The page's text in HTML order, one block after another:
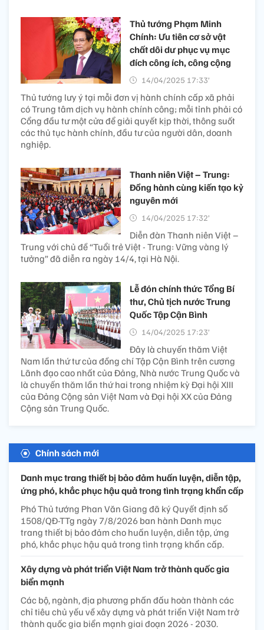
Thủ tướng Phạm Minh
Chính: Ưu tiên cơ sở vật
chất dôi dư phục vụ mục
đích công ích, công cộng
14/04/2025 17:33’
Thủ tướng lưy ý tại mỗi đơn vị hành chính cấp xã phải
có Trung tâm dịch vụ hành chính công; mỗi tỉnh phải có
Cổng đầu tư một cửa để giải quyết kịp thời, thông suốt
các thủ tục hành chính, đầu tư của người dân, doanh
nghiệp.
Thanh niên Việt – Trung:
Đồng hành cùng kiến tạo kỷ
nguyên mới
14/04/2025 17:32’
Diễn đàn Thanh niên Việt –
Trung với chủ đề “Tuổi trẻ Việt - Trung: Vững vàng lý
tưởng” đã diễn ra ngày 14/4, tại Hà Nội.
Lễ đón chính thức Tổng Bí
thư, Chủ tịch nước Trung
Quốc Tập Cận Bình
14/04/2025 17:23’
Đây là chuyến thăm Việt
Nam lần thứ tư của đồng chí Tập Cận Bình trên cương
Lãnh đạo cao nhất của Đảng, Nhà nước Trung Quốc và
là chuyến thăm lần thứ hai trong nhiệm kỳ Đại hội XIII
của Đảng Cộng sản Việt Nam và Đại hội XX của Đảng
Cộng sản Trung Quốc.
Chính sách mới
Danh mục trang thiết bị bảo đảm huấn luyện, diễn tập,
ứng phó, khắc phục hậu quả trong tình trạng khẩn cấp
Phó Thủ tướng Phan Văn Giang đã ký Quyết định số
1508/QĐ-TTg ngày 7/8/2026 ban hành Danh mục
trang thiết bị bảo đảm cho huấn luyện, diễn tập, ứng
phó, khắc phục hậu quả trong tình trạng khẩn cấp.
Xây dựng và phát triển Việt Nam trở thành quốc gia
biển mạnh
Các bộ, ngành, địa phương phấn đấu hoàn thành các
chỉ tiêu chủ yếu về xây dựng và phát triển Việt Nam trở
thành quốc gia biển mạnh giai đoạn 2026 - 2030.